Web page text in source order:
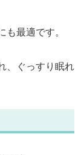
最適です。
、ぐっすり眠れ